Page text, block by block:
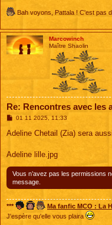
Bah voyons, Pattala ! C'est pas
Marcowinch
Maître Shaolin
Re: Rencontres avec les
M
s
g
01 11 2025, 11:33
Adeline Chetail (Zia) sera
Adeline lille.jpg
Vous n’avez pas les permissions
message.
*** Ma fanfic MCO : La
J'espère qu'elle vous plaira